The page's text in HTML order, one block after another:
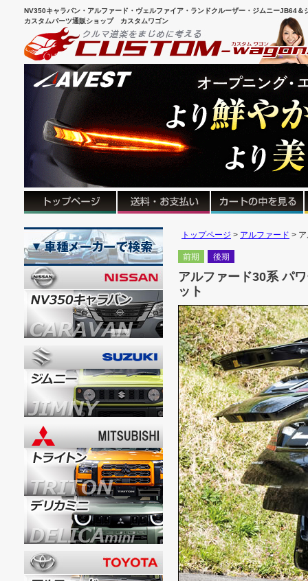
NV350キャラバン・アルファード・ヴェルファイア・ランドクルーザー・ジムニーJB64
カスタムパーツ通販ショップ カスタムワゴン
トップページ アルファード
前期 後期
アルファード30系 パ
ット